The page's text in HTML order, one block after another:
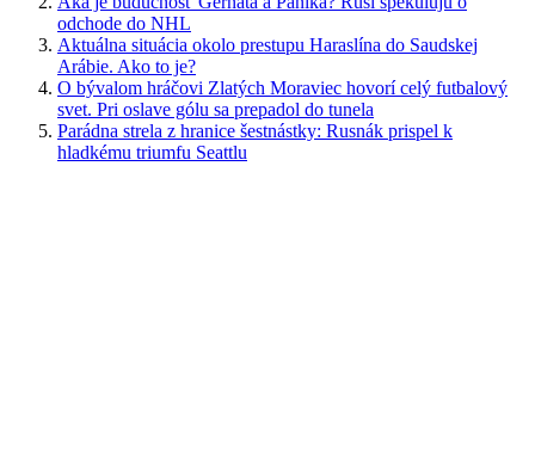
odchode do NHL
Aktuálna situácia okolo prestupu Haraslína do Saudskej
Arábie. Ako to je?
O bývalom hráčovi Zlatých Moraviec hovorí celý futbalový
svet. Pri oslave gólu sa prepadol do tunela
Parádna strela z hranice šestnástky: Rusnák prispel k
hladkému triumfu Seattlu